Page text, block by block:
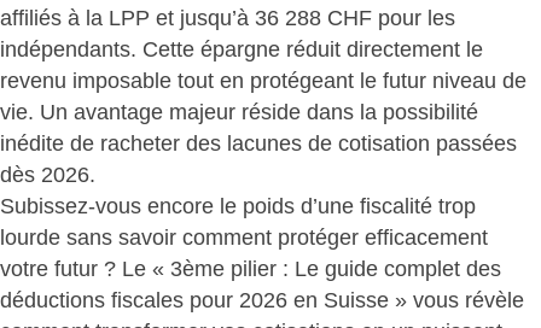
affiliés à la LPP et jusqu’à 36 288 CHF pour les
indépendants. Cette épargne réduit directement le
revenu imposable tout en protégeant le futur niveau de
vie. Un avantage majeur réside dans la possibilité
inédite de racheter des lacunes de cotisation passées
dès 2026.
Subissez-vous encore le poids d’une fiscalité trop
lourde sans savoir comment protéger efficacement
votre futur ? Le « 3ème pilier : Le guide complet des
déductions fiscales pour 2026 en Suisse » vous révèle